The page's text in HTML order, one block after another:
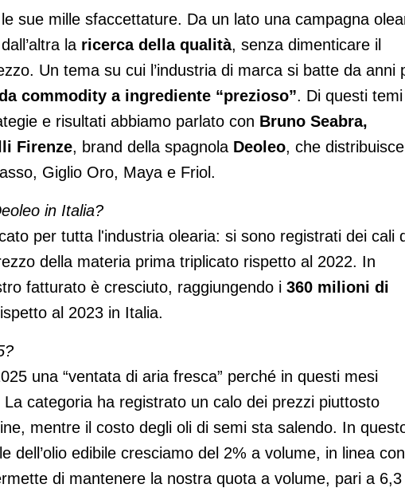
sue mille sfaccettature. Da un lato una campagna
la ricerca della qualità, senza dimenticare il
Un tema su cui l’industria di marca si batte da anni
commodity a ingrediente “prezioso”. Di questi temi
e risultati abbiamo parlato con Bruno Seabra,
Firenze, brand della spagnola Deoleo, che
Giglio Oro, Maya e Friol.
in Italia?
per tutta l'industria olearia: si sono registrati dei cali
della materia prima triplicato rispetto al 2022. In
fatturato è cresciuto, raggiungendo i 360 milioni di
al 2023 in Italia.
una “ventata di aria fresca” perché in questi mesi
categoria ha registrato un calo dei prezzi piuttosto
mentre il costo degli oli di semi sta salendo. In
dell’olio edibile cresciamo del 2% a volume, in linea
di mantenere la nostra quota a volume, pari a 6,3